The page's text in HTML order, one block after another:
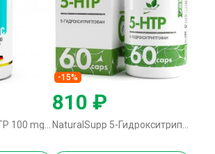
-15%
810 ₽